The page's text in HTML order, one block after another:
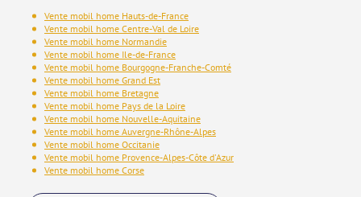
Vente mobil home Hauts-de-France
Vente mobil home Centre-Val de Loire
Vente mobil home Normandie
Vente mobil home Ile-de-France
Vente mobil home Bourgogne-Franche-Comté
Vente mobil home Grand Est
Vente mobil home Bretagne
Vente mobil home Pays de la Loire
Vente mobil home Nouvelle-Aquitaine
Vente mobil home Auvergne-Rhône-Alpes
Vente mobil home Occitanie
Vente mobil home Provence-Alpes-Côte d'Azur
Vente mobil home Corse